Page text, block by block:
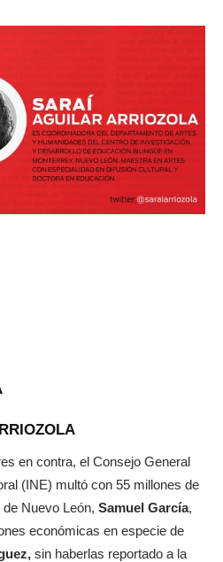
en contra, el Consejo General
(INE) multó con 55 millones de
Nuevo León, Samuel García,
económicas en especie de
sin haberlas reportado a la